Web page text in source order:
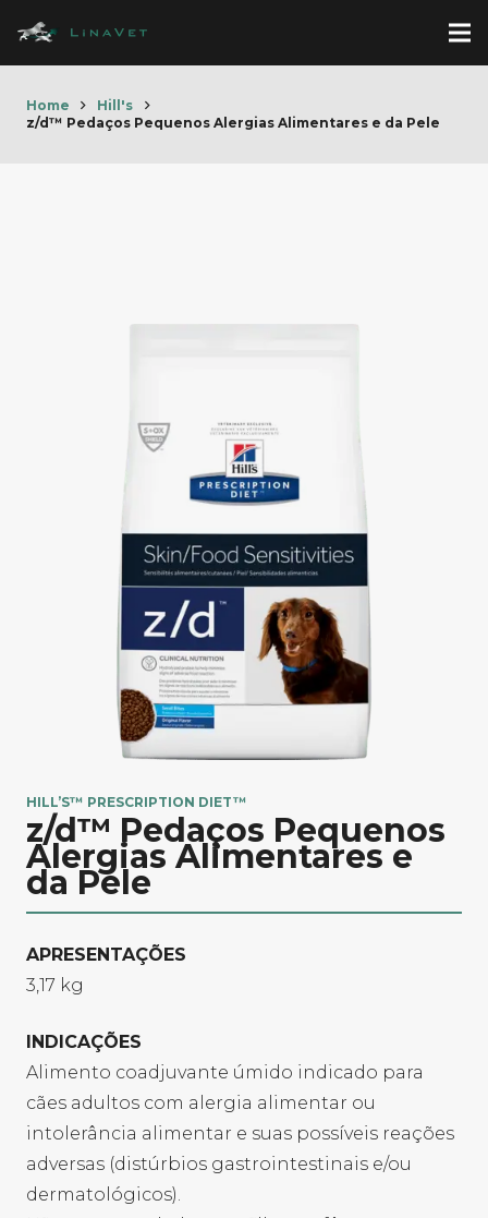
Home
Hill's
z/d™ Pedaços Pequenos Alergias Alimentares e da Pele
HILL’S™ PRESCRIPTION DIET™
z/d™ Pedaços Pequenos
Alergias Alimentares e
da Pele
APRESENTAÇÕES​
3,17 kg
INDICAÇÕES
Alimento coadjuvante úmido indicado para
cães adultos com alergia alimentar ou
intolerância alimentar e suas possíveis reações
adversas (distúrbios gastrointestinais e/ou
dermatológicos).